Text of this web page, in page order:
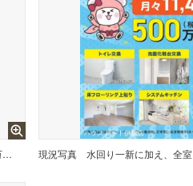
水回り交換や全室クロス張替を含む300万円（税込）リフォームパック。キッチンか浴室のどちらかをお選びいただけます！ 現況写真